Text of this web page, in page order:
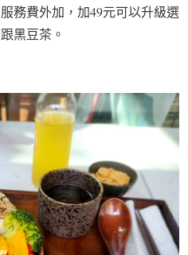
務費外加，加49元可以升級選
黑豆茶。